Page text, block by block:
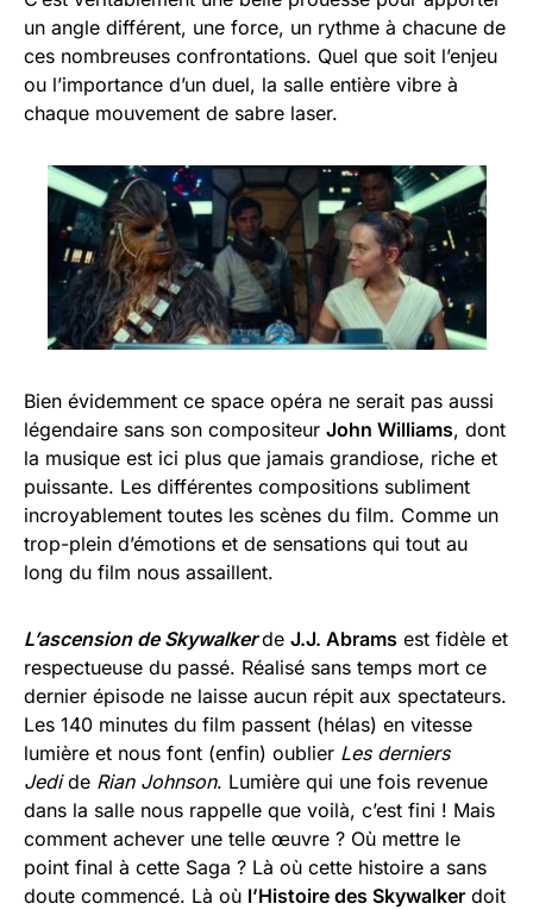
un angle différent, une force, un rythme à chacune de
ces nombreuses confrontations. Quel que soit l’enjeu
ou l’importance d’un duel, la salle entière vibre à
chaque mouvement de sabre laser.
Bien évidemment ce space opéra ne serait pas aussi
légendaire sans son compositeur John Williams, dont
la musique est ici plus que jamais grandiose, riche et
puissante. Les différentes compositions subliment
incroyablement toutes les scènes du film. Comme un
trop-plein d’émotions et de sensations qui tout au
long du film nous assaillent.
L’ascension de Skywalkerde J.J. Abrams est fidèle et
respectueuse du passé. Réalisé sans temps mort ce
dernier épisode ne laisse aucun répit aux spectateurs.
Les 140 minutes du film passent (hélas) en vitesse
lumière et nous font (enfin) oublier Les derniers
Jedide Rian Johnson. Lumière qui une fois revenue
dans la salle nous rappelle que voilà, c’est fini ! Mais
comment achever une telle œuvre ? Où mettre le
point final à cette Saga ? Là où cette histoire a sans
doute commencé. Là où l’Histoire des Skywalker doit